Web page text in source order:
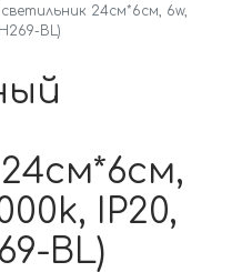
24см*6см, 6w,
BL)
IP20,
BL)